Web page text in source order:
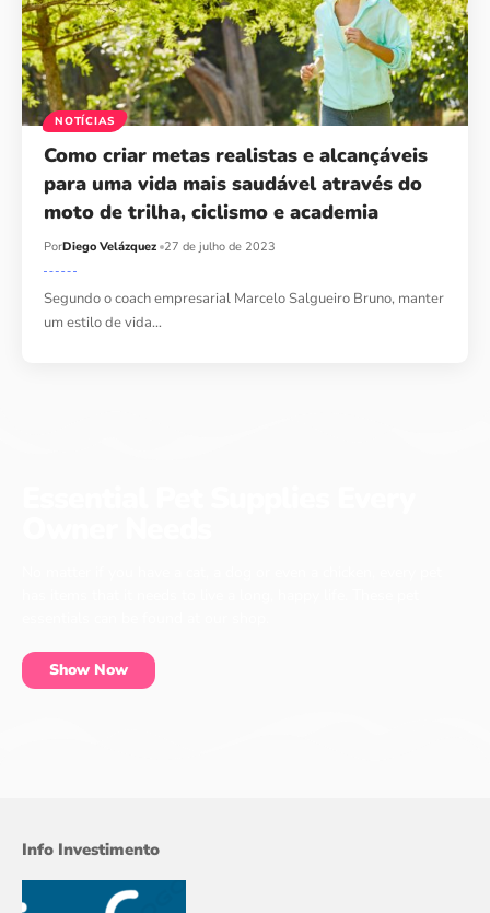
NOTÍCIAS
Como criar metas realistas e alcançáveis ​​
para uma vida mais saudável através do
moto de trilha, ciclismo e academia
PorDiego Velázquez 27 de julho de 2023
Segundo o coach empresarial Marcelo Salgueiro Bruno, manter
um estilo de vida…
Show Now
Info Investimento